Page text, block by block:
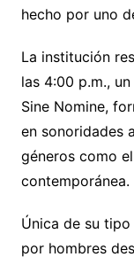
hecho por uno
La institución
las 4:00 p.m.,
Sine Nomine,
en sonoridades
géneros como
contemporánea.
Única de su
por hombres